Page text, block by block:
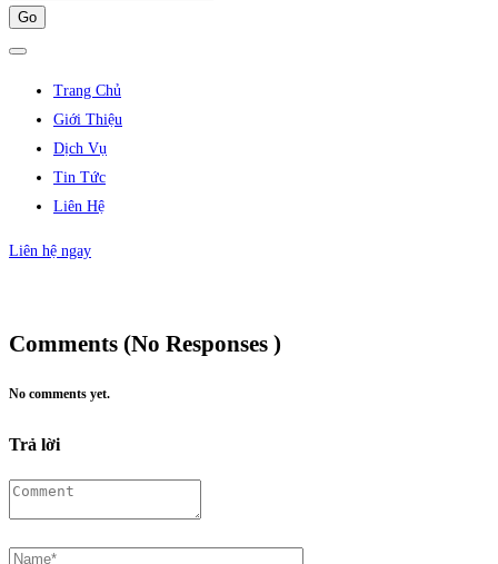
for:
Trang Chủ
Giới Thiệu
Dịch Vụ
Tin Tức
Liên Hệ
Liên hệ ngay
Comments (No Responses )
No comments yet.
Trả lời